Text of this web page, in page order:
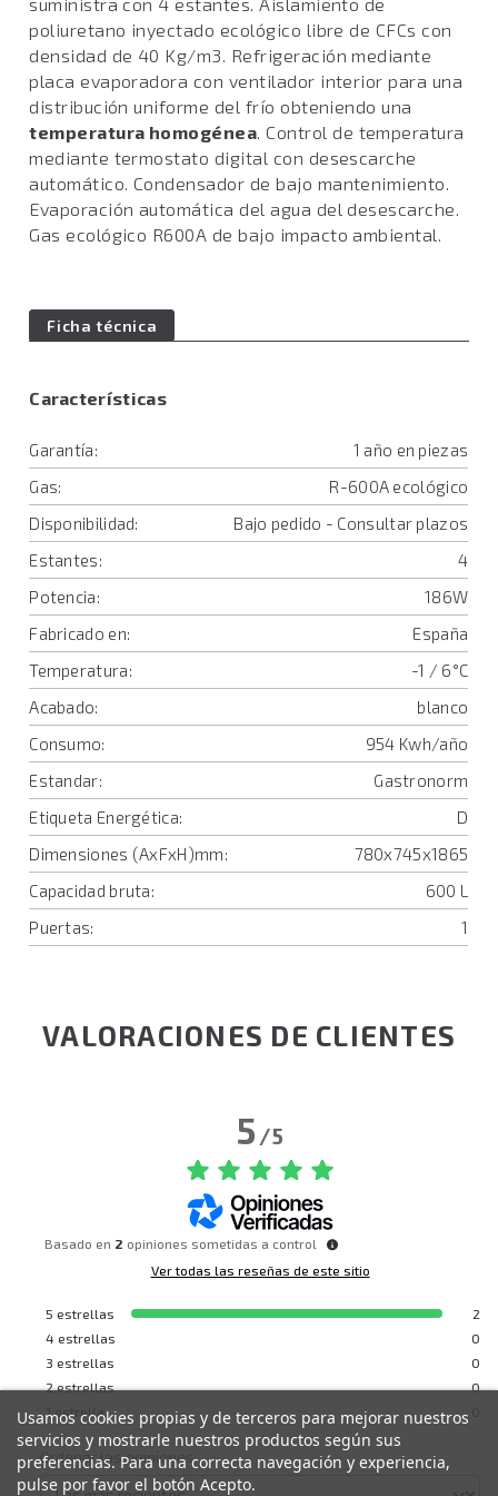
poliuretano inyectado ecológico libre de CFCs con
densidad de 40 Kg/m3. Refrigeración mediante
placa evaporadora con ventilador interior para una
distribución uniforme del frío obteniendo una
temperatura homogénea. Control de temperatura
mediante termostato digital con desescarche
automático. Condensador de bajo mantenimiento.
Evaporación automática del agua del desescarche.
Gas ecológico R600A de bajo impacto ambiental.
Ficha técnica
Características
Garantía:
1 año en piezas
Gas:
R-600A ecológico
Disponibilidad:
Bajo pedido - Consultar plazos
Estantes:
4
Potencia:
186W
Fabricado en:
España
Temperatura:
-1 / 6°C
Acabado:
blanco
Consumo:
954 Kwh/año
Estandar:
Gastronorm
Etiqueta Energética:
D
Dimensiones (AxFxH)mm:
780x745x1865
Capacidad bruta:
600 L
Puertas:
1
VALORACIONES DE CLIENTES
5/5
Basado en 2 opiniones sometidas a control
Ver todas las reseñas de este sitio
5 estrellas
2
4 estrellas
0
3 estrellas
0
2estrellas
0
1estrella
Ordenar las opiniones
Usamos cookies propias y de terceros para mejorar nuestros
servicios y mostrarle nuestros productos según sus
preferencias. Para una correcta navegación y experiencia,
pulse por favor el botón Acepto.